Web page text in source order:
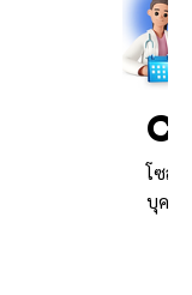
โซลูชั
บุคลา